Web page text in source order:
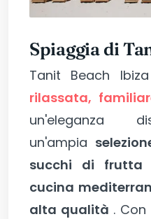
Spiaggia di
Tanit Beach
rilassata,
un'eleganza
un'ampia
succhi di frutta
cucina
alta qualità . Con